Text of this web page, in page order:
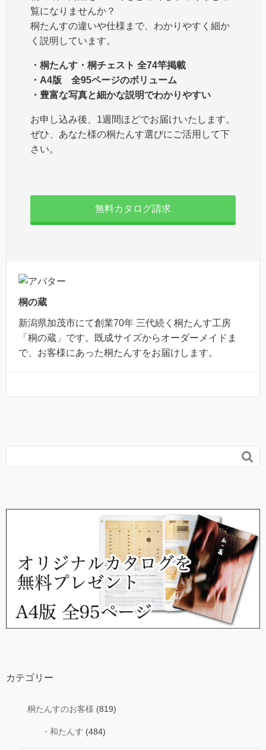
覧になりませんか？
桐たんすの違いや仕様まで、わかりやすく細か
く説明しています。
・桐たんす・桐チェスト 全74竿掲載
・A4版 全95ページのボリューム
・豊富な写真と細かな説明でわかりやすい
お申し込み後、1週間ほどでお届けいたします。
ぜひ、あなた様の桐たんす選びにご活用して下
さい。
無料カタログ請求
桐の蔵
新潟県加茂市にて創業70年 三代続く桐たんす工房
「桐の蔵」です。既成サイズからオーダーメイドま
で、お客様にあった桐たんすをお届けします。

カテゴリー
桐たんすのお客様 (819)
・和たんす (484)